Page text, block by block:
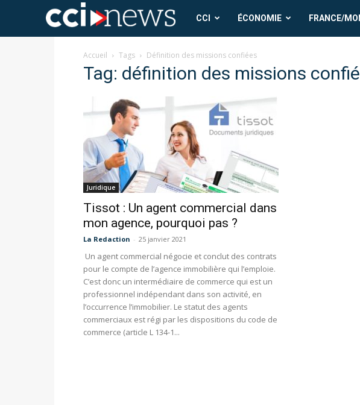
CCI
News
CCI ÉCONOMIE FRANCE/
Accueil Tags Définition des missions confiées
Tag: définition des missions
Juridique
Tissot : Un agent commercial dans
mon agence, pourquoi pas ?
La Redaction - 25 janvier 2021
Un agent commercial négocie et conclut des contrats
pour le compte de l’agence immobilière qui l’emploie.
C’est donc un intermédiaire de commerce qui est un
professionnel indépendant dans son activité, en
l’occurrence l’immobilier. Le statut des agents
commerciaux est régi par les dispositions du code de
commerce (article L 134-1...